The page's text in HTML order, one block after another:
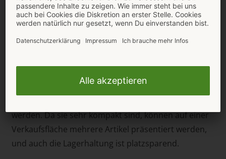
Tragekomfort garantiert – sexy, vielseitig und
bequem.
Geliefert werden alle Artikel von Black Level
mehreren Sprachen. Die Verpackungen können
werden. Da sie sehr kompakt sind, können auf einer
Verkaufsfläche mehrere Artikel präsentiert werden,
und auch die Lagerhaltung ist platzsparend.